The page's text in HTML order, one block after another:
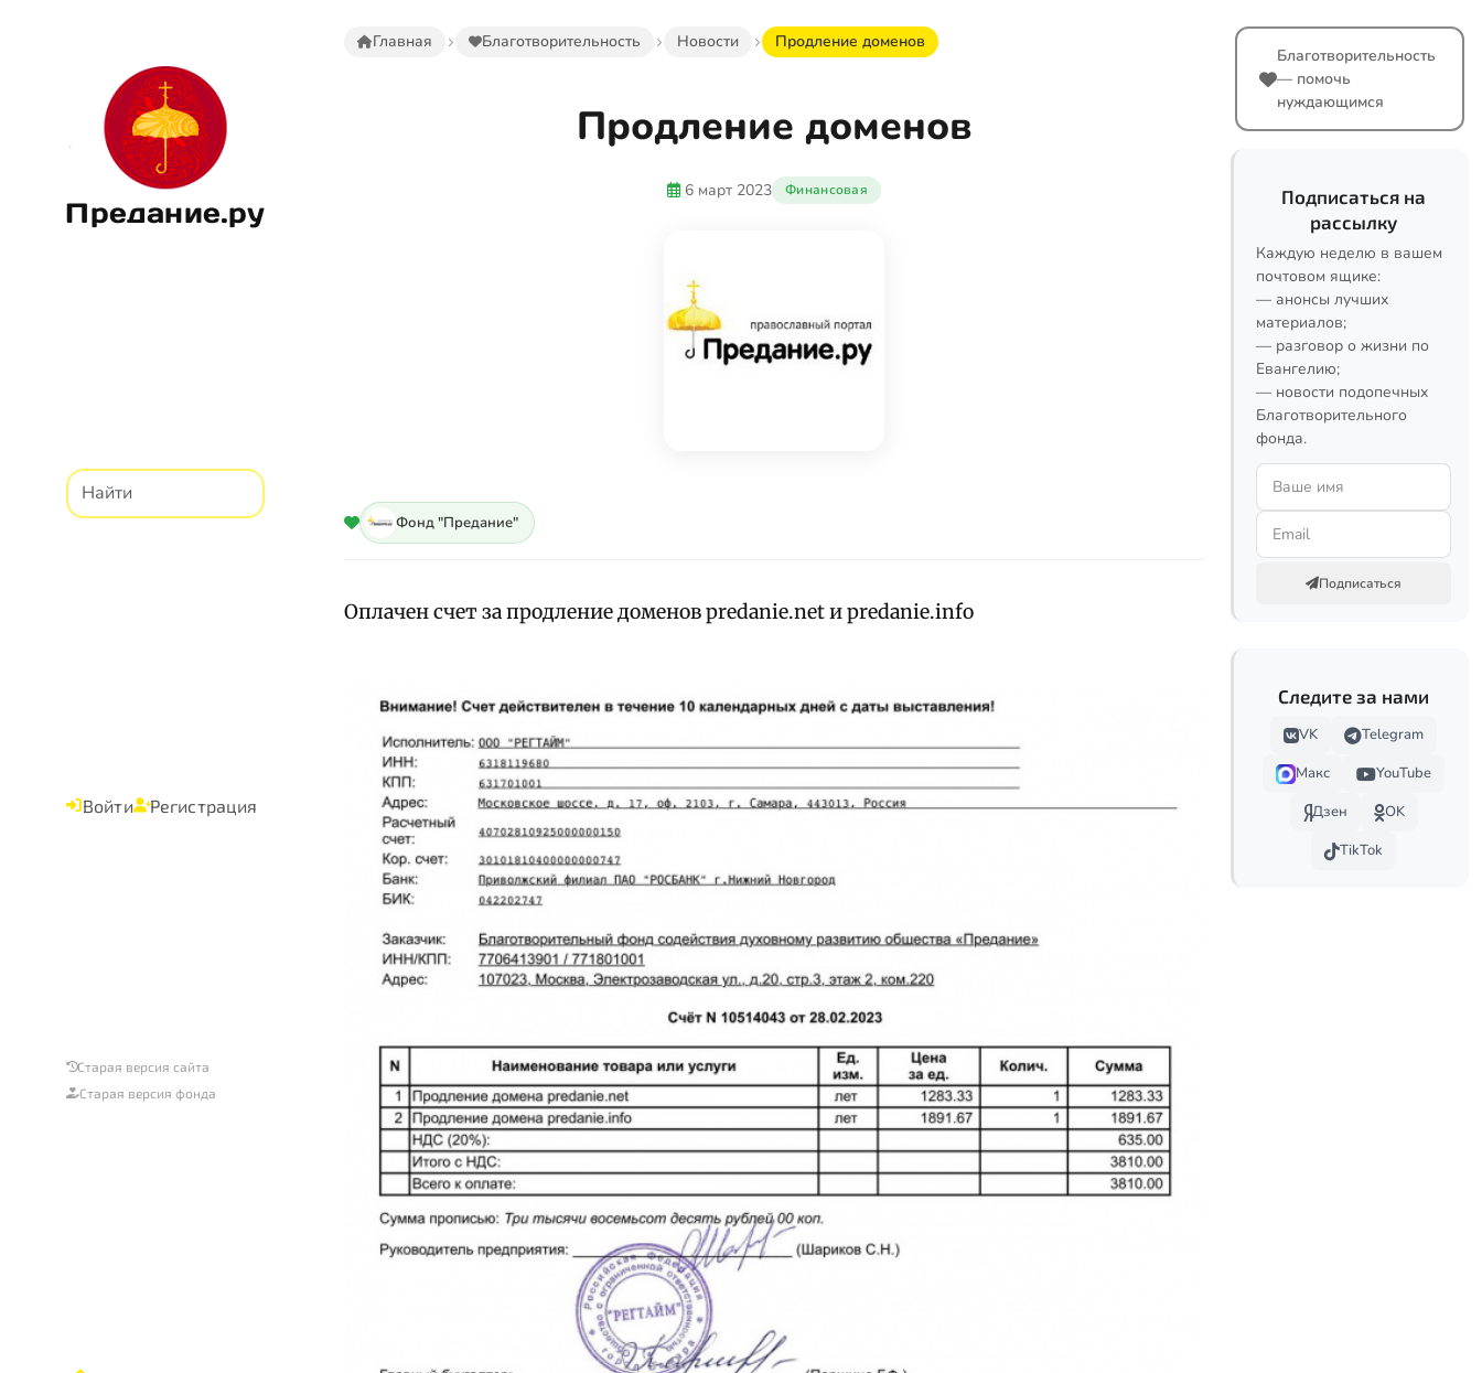
Предание.ру
Войти Регистрация
Старая версия сайта
Старая версия фонда
Главная Благотворительность Новости Продление доменов
Продление доменов
6 март 2023 Финансовая
Фонд "Предание"
Оплачен счет за продление доменов predanie.net и predanie.info
Благотворительность
— помочь
нуждающимся
Подписаться на
рассылку
Каждую неделю в вашем
почтовом ящике:
— анонсы лучших
материалов;
— разговор о жизни по
Евангелию;
— новости подопечных
Благотворительного
фонда.
Подписаться
Следите за нами
VK
Telegram
Макс
YouTube
Дзен
OK
TikTok